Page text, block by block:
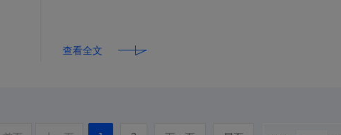
查看全文